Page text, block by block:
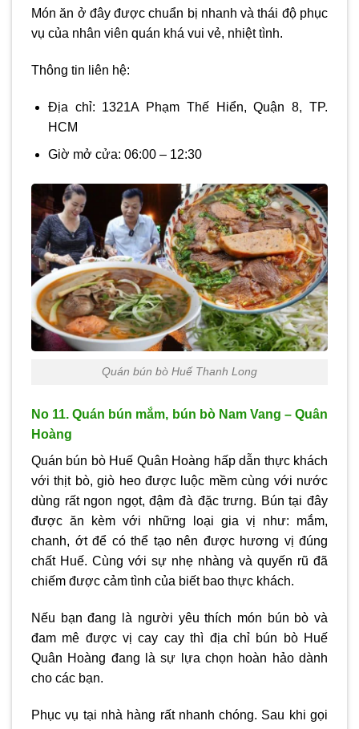
Món ăn ở đây được chuẩn bị nhanh và thái độ phục
vụ của nhân viên quán khá vui vẻ, nhiệt tình.
Thông tin liên hệ:
Địa chỉ: 1321A Phạm Thế Hiển, Quận 8, TP.
HCM
Giờ mở cửa: 06:00 – 12:30
Quán bún bò Huế Thanh Long
No 11. Quán bún mắm, bún bò Nam Vang – Quân
Hoàng
Quán bún bò Huế Quân Hoàng hấp dẫn thực khách
với thịt bò, giò heo được luộc mềm cùng với nước
dùng rất ngon ngọt, đậm đà đặc trưng. Bún tại đây
được ăn kèm với những loại gia vị như: mắm,
chanh, ớt để có thể tạo nên được hương vị đúng
chất Huế. Cùng với sự nhẹ nhàng và quyến rũ đã
chiếm được cảm tình của biết bao thực khách.
Nếu bạn đang là người yêu thích món bún bò và
đam mê được vị cay cay thì địa chỉ bún bò Huế
Quân Hoàng đang là sự lựa chọn hoàn hảo dành
cho các bạn.
Phục vụ tại nhà hàng rất nhanh chóng. Sau khi gọi